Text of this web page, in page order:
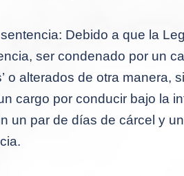
Debido a que la
ser condenado por un
o alterados de otra manera,
cargo por conducir bajo la
un par de días de cárcel y